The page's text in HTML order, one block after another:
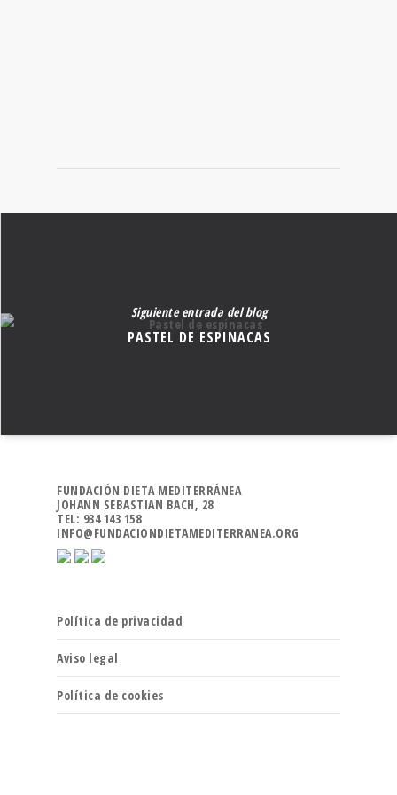
Siguiente entrada del blog
PASTEL DE ESPINACAS
FUNDACIÓN DIETA MEDITERRÁNEA
JOHANN SEBASTIAN BACH, 28
TEL: 934 143 158
INFO@FUNDACIONDIETAMEDITERRANEA.ORG
Política de privacidad
Aviso legal
Política de cookies